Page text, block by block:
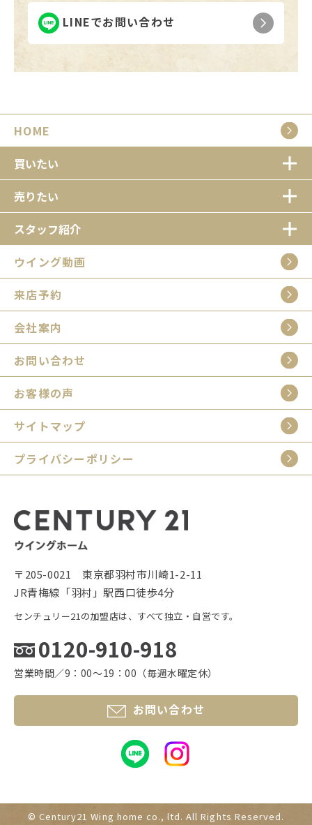
LINEでお問い合わせ
HOME
買いたい
売りたい
スタッフ紹介
ウイング動画
来店予約
会社案内
お問い合わせ
お客様の声
サイトマップ
プライバシーポリシー
〒205-0021 東京都羽村市川崎1-2-11
JR青梅線「羽村」駅西口徒歩4分
センチュリー21の加盟店は、すべて独立・自営です。
0120-910-918
営業時間／9：00〜19：00（毎週水曜定休）
お問い合わせ
© Century21 Wing home co., ltd.All Rights Reserved.